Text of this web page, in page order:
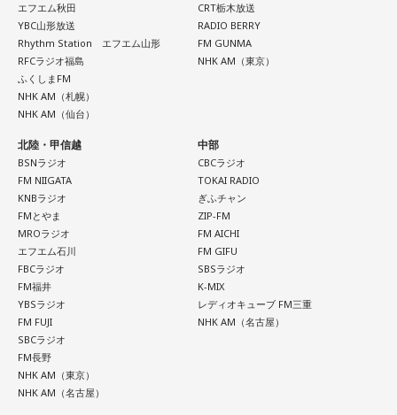
エフエム秋田
YBC山形放送
Rhythm Station エフエム山形
RFCラジオ福島
ふくしまFM
NHK AM（札幌）
NHK AM（仙台）
CRT栃木放送
RADIO BERRY
FM GUNMA
NHK AM（東京）
北陸・甲信越
BSNラジオ
FM NIIGATA
KNBラジオ
FMとやま
MROラジオ
エフエム石川
FBCラジオ
FM福井
YBSラジオ
FM FUJI
SBCラジオ
FM長野
NHK AM（東京）
NHK AM（名古屋）
中部
CBCラジオ
TOKAI RADIO
ぎふチャン
ZIP-FM
FM AICHI
FM GIFU
SBSラジオ
K-MIX
レディオキューブ FM三重
NHK AM（名古屋）